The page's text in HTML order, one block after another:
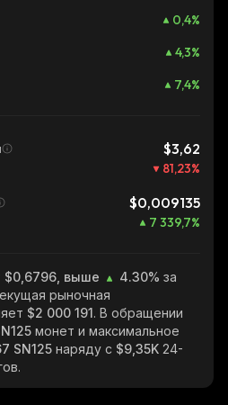
0,4%
4,3%
7,4%
$3,62
81,23%
$0,009135
7 339,7%
$0,6796, выше 4.30% за
рыночная
$2 000 191. В обращении
монет и максимальное
SN125 наряду с $9,35K 24-